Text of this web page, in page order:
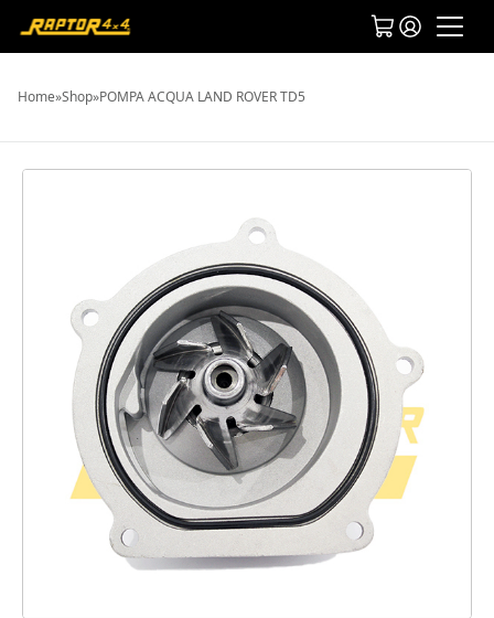
Home»Shop»POMPA ACQUA LAND ROVER TD5